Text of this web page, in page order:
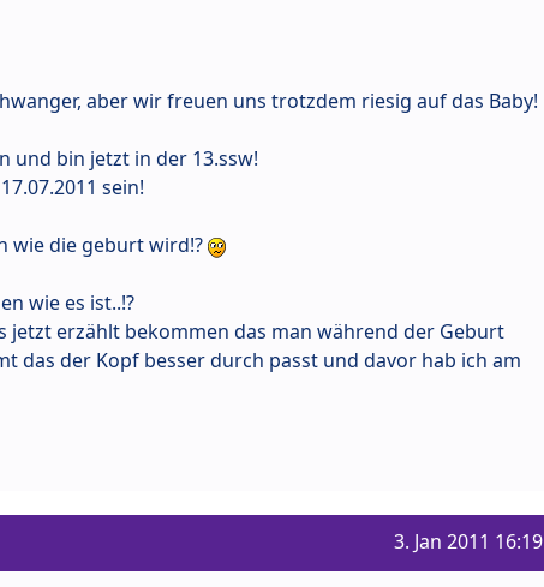
aber wir freuen uns trotzdem riesig auf das Baby!
und bin jetzt in der 13.ssw!
sein!
wie die geburt wird!?
wie es ist..!?
jetzt erzählt bekommen das man während der Geburt
das der Kopf besser durch passt und davor hab ich am
3. Jan 2011 16:19